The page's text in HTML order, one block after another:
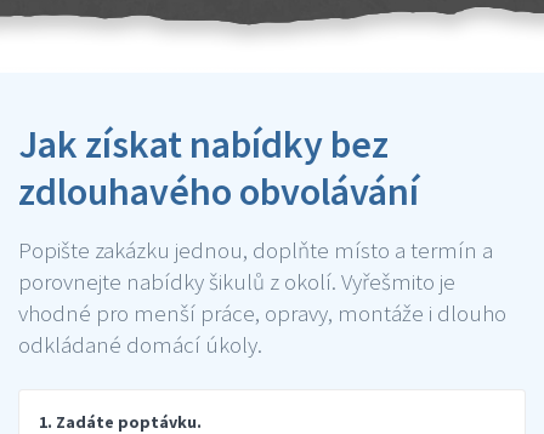
Jak získat nabídky bez
zdlouhavého obvolávání
Popište zakázku jednou, doplňte místo a termín a
porovnejte nabídky šikulů z okolí. Vyřešmito je
vhodné pro menší práce, opravy, montáže i dlouho
odkládané domácí úkoly.
1. Zadáte poptávku.